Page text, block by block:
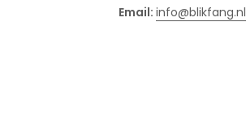
Email: info@blikfang.nl